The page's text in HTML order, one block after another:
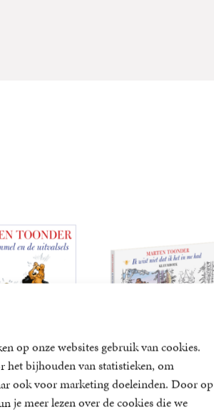
op onze websites gebruik van cookies.
het bijhouden van statistieken, om
ook voor marketing doeleinden. Door op
je meer lezen over de cookies die we
en de
Ik wist niet dat ik het
in me had